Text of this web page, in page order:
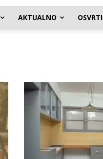
AKTUALNO OSVRTI